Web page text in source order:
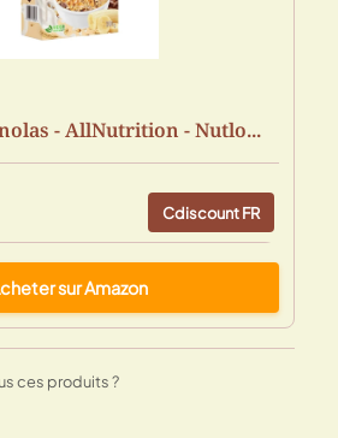
- AllNutrition - Nutlo...
Cdiscount FR
sur Amazon
ces produits ?